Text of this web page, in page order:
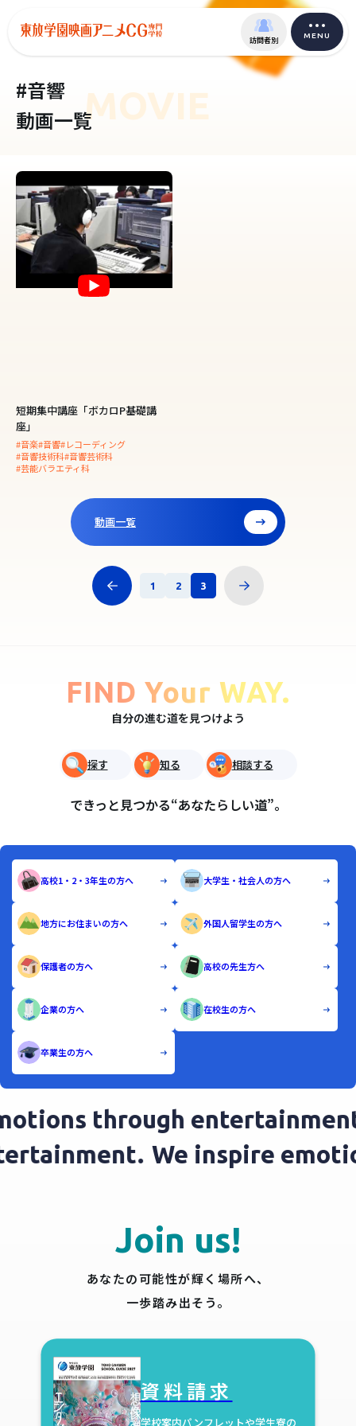
訪問者別 MENU
#音響
動画一覧MOVIE
短期集中講座「ボカロP基礎講
座」
#音楽#音響#レコーディング
#音響技術科#音響芸術科
#芸能バラエティ科
動画一覧
1 2 3
FIND Your WAY.
自分の進む道を見つけよう
探す 知る 相談する
できっと見つかる“あなたらしい道”。
高校1・2・3年生の方へ 大学生・社会人の方へ
地方にお住まいの方へ 外国人留学生の方へ
保護者の方へ 高校の先生方へ
企業の方へ 在校生の方へ
卒業生の方へ
through
We inspire
Join us!
あなたの可能性が輝く場所へ、
一歩踏み出そう。
資料請求
学校案内パンフレットや学生寮の